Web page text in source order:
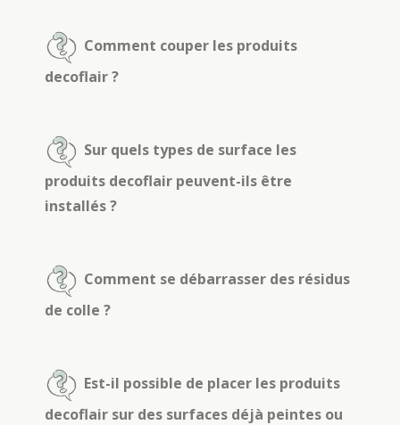
Comment couper les produits
decoflair ?
Sur quels types de surface les
produits decoflair peuvent-ils être
installés ?
Comment se débarrasser des résidus
de colle ?
Est-il possible de placer les produits
decoflair sur des surfaces déjà peintes ou